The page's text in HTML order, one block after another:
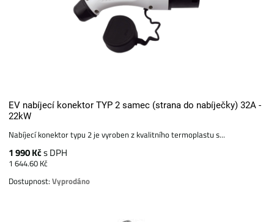
EV nabíjecí konektor TYP 2 samec (strana do nabíječky) 32A -
22kW
Nabíjecí konektor typu 2 je vyroben z kvalitního termoplastu s...
1 990 Kčs DPH
1 644.60 Kč
Dostupnost:Vyprodáno